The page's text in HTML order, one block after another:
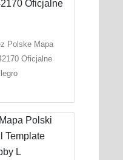
Polske Mapa
Oficjalne